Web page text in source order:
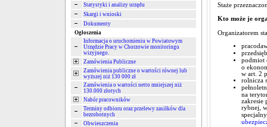
Statystyki i analizy urzędu
Skargi i wnioski
Dokumenty
Ogłoszenia
Informacja o uruchomieniu w Powiatowym
Urzędzie Pracy w Chorzowie monitoringu
wizyjnego.
Zamówienia Publiczne
Zamówienia publiczne o wartości równej lub
wyższej niż 130 000 zł
Zamówienia o wartości netto mniejszej niż
130.000 złotych
Nabór pracowników
Terminy odbioru oraz przelewy zasiłków dla
bezrobotnych
Obwieszczenia
Staże
Kto może je
Organizatorem
podmiot
o
w art. 2
rolnicza
na
zakresie
rybnej,